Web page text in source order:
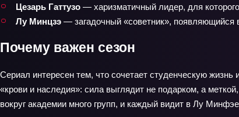
Цезарь Гаттузо — харизматичный лидер, для
Лу Минцзэ — загадочный «советник», появляющийся
Почему важен сезон
Сериал интересен тем, что сочетает студенческую
«крови и наследия»: сила выглядит не подарком, а
вокруг академии много групп, и каждый видит в Лу